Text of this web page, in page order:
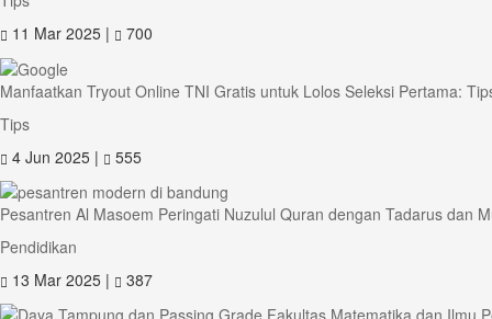
11 Mar 2025 |
700
Manfaatkan Tryout Online TNI Gratis untuk Lolos Seleksi Pertama:
Tips
4 Jun 2025 |
555
Pesantren Al Masoem Peringati Nuzulul Quran dengan Tadarus dan
Pendidikan
13 Mar 2025 |
387